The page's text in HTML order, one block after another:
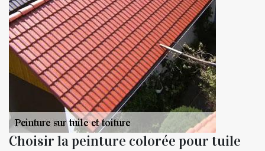
Choisir la peinture colorée pour tuile